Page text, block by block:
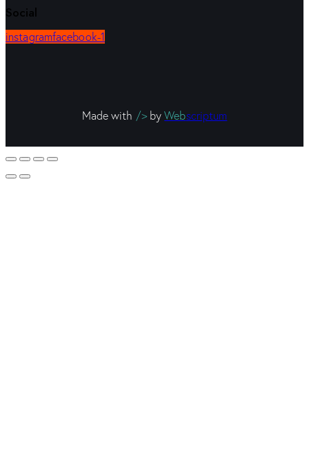
Social
instagramfacebook-1
Made with />byWebscriptum